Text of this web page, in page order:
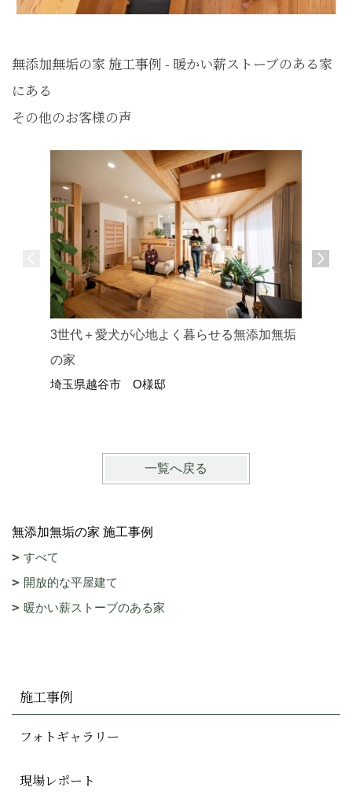
無添加無垢の家 施工事例 - 暖かい薪ストーブのある家
にある
その他のお客様の声
3世代＋愛犬が心地よく暮らせる無添加無垢
の家
埼玉県越谷市 O様邸
一覧へ戻る
無添加無垢の家 施工事例
すべて
開放的な平屋建て
暖かい薪ストーブのある家
施工事例
フォトギャラリー
現場レポート